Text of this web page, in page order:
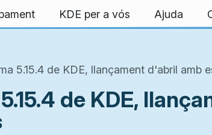
KDE per a vós Ajuda
5.15.4 de KDE, llançament d'abril amb
de KDE,